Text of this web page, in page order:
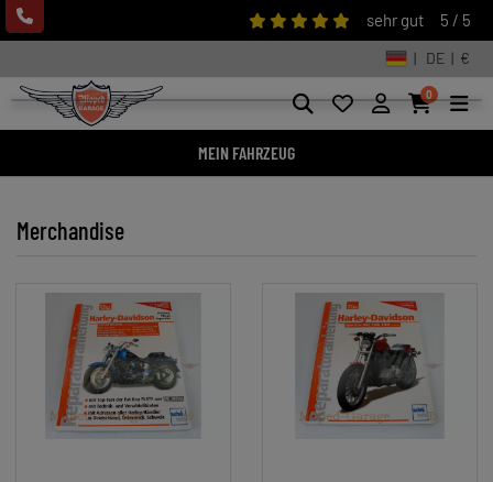
sehr gut 5 / 5
| DE | €
0
MEIN FAHRZEUG
Merchandise